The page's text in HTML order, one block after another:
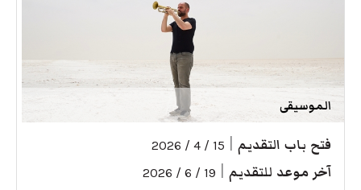
الموسيقى
فتح باب التقديم 15 / 4 / 2026
آخر موعد للتقديم 19 / 6 / 2026